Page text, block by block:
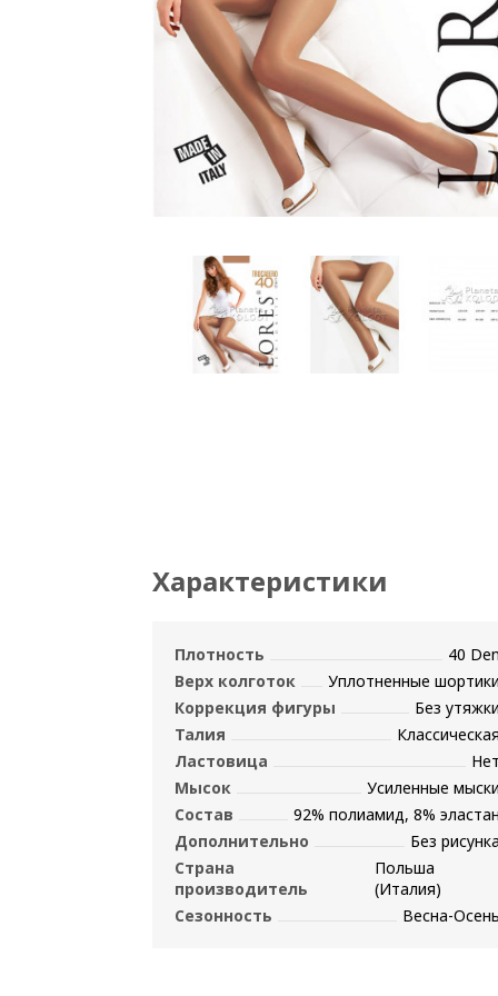
Характеристики
Плотность
40
Верх колготок
Уплотненные
Коррекция фигуры
Без
Талия
Ластовица
Мысок
Усиленные
Состав
92% полиамид, 8%
Дополнительно
Без
Страна
производитель
Польша
(Италия)
Сезонность
Весна-